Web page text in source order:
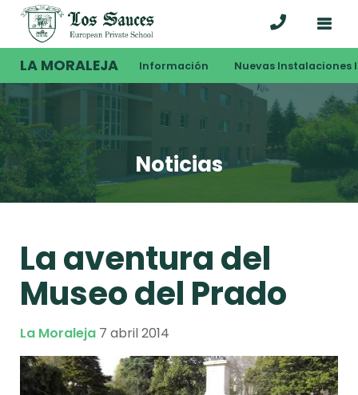
LA MORALEJA Información Nuevas Instalaciones
Noticias
La aventura del
Museo del Prado
La Moraleja 7 abril 2014